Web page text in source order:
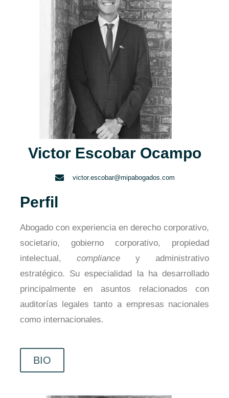
Victor Escobar Ocampo
victor.escobar@mipabogados.com
Perfil
Abogado con experiencia en derecho corporativo,
societario, gobierno corporativo, propiedad
intelectual, compliancey administrativo
estratégico. Su especialidad la ha desarrollado
principalmente en asuntos relacionados con
auditorías legales tanto a empresas nacionales
como internacionales.
BIO